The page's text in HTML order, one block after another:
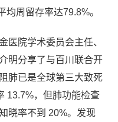
周留存率达79.8%。
医院学术委员会主任、
明分享了与百川联合开
肺已是全球第三大致死
13.7%，但肺功能检查
晓率不到 20%。发现